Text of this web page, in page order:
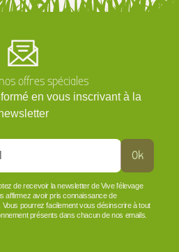
offres spéciales
en vous inscrivant à la
Ok
de recevoir la newsletter de Vive l'élevage
affirmez avoir pris connaissance de
Vous pourrez facilement vous désinscrire à tout
présents dans chacun de nos emails.